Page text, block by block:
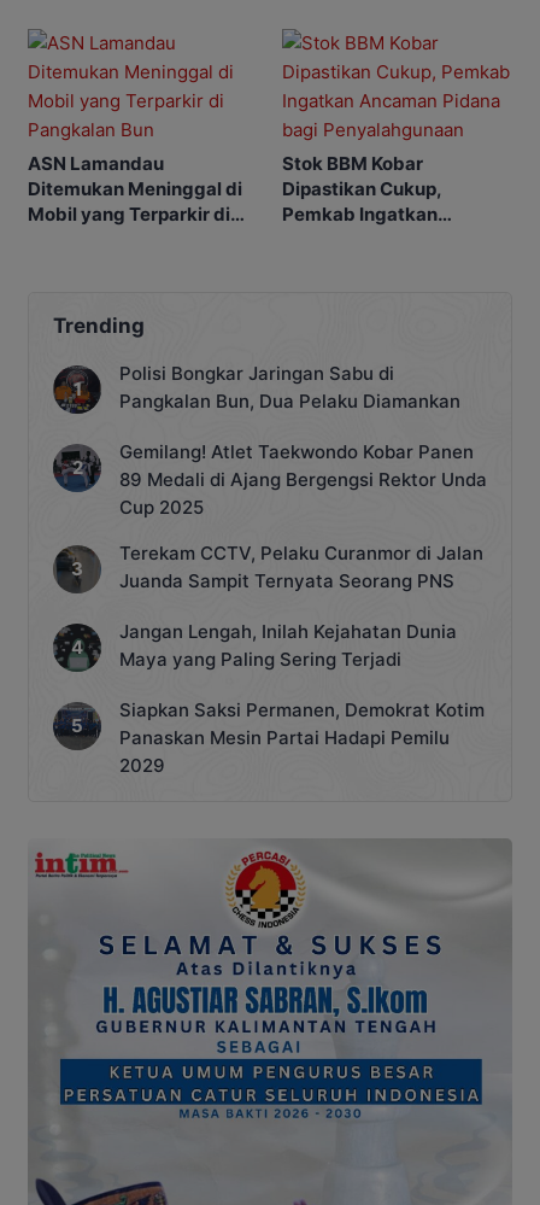
ASN Lamandau
Ditemukan Meninggal di
Mobil yang Terparkir di
Stok BBM Kobar
Dipastikan Cukup,
Pemkab Ingatkan
Trending
Polisi Bongkar Jaringan Sabu di
Pangkalan Bun, Dua Pelaku Diamankan
Gemilang! Atlet Taekwondo Kobar Panen
89 Medali di Ajang Bergengsi Rektor Unda
Cup 2025
Terekam CCTV, Pelaku Curanmor di Jalan
Juanda Sampit Ternyata Seorang PNS
Jangan Lengah, Inilah Kejahatan Dunia
Maya yang Paling Sering Terjadi
Siapkan Saksi Permanen, Demokrat Kotim
Panaskan Mesin Partai Hadapi Pemilu
2029